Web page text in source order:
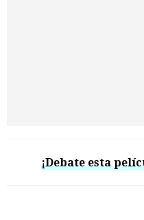
¡Debate esta